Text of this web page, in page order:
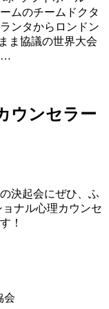
ムのチームドクタ
ンタからロンドン
ま協議の世界大会
…
ウンセラー
決起会にぜひ、ふ
ナル心理カウンセ
！
会